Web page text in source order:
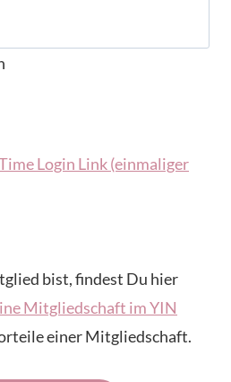
Login Link (einmaliger
bist, findest Du hier
Mitgliedschaft im YIN
einer Mitgliedschaft.